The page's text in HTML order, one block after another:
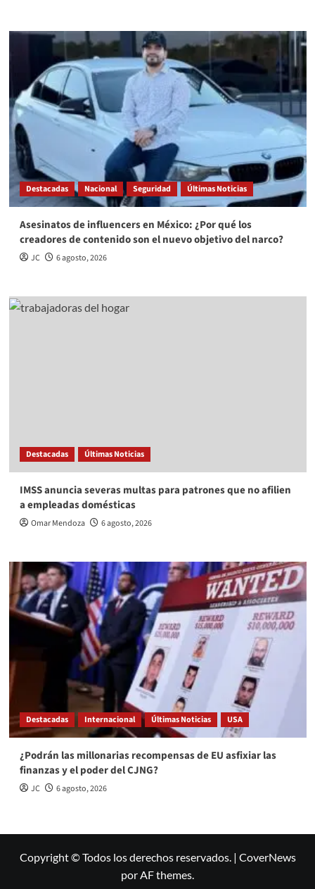
Destacadas Nacional Seguridad Últimas Noticias
Asesinatos de influencers en México: ¿Por qué los
creadores de contenido son el nuevo objetivo del narco?
JC 6 agosto, 2026
Destacadas Últimas Noticias
IMSS anuncia severas multas para patrones que no afilien
a empleadas domésticas
Omar Mendoza 6 agosto, 2026
Destacadas Internacional Últimas Noticias USA
¿Podrán las millonarias recompensas de EU asfixiar las
finanzas y el poder del CJNG?
JC 6 agosto, 2026
Copyright © Todos los derechos reservados. | CoverNews
por AF themes.